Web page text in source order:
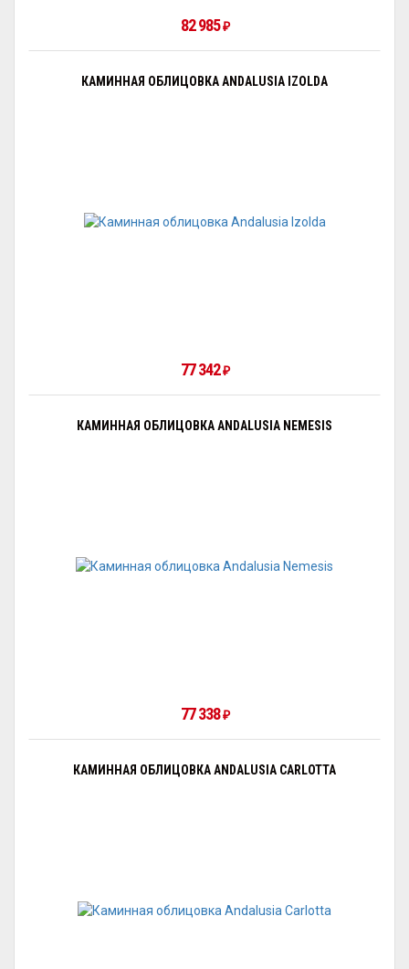
82 985₽
КАМИННАЯ ОБЛИЦОВКА ANDALUSIA IZOLDA
77 342₽
КАМИННАЯ ОБЛИЦОВКА ANDALUSIA NEMESIS
77 338₽
КАМИННАЯ ОБЛИЦОВКА ANDALUSIA CARLOTTA